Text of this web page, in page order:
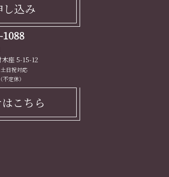
込み
座 5-15-12
日祝対応
定休）
こちら